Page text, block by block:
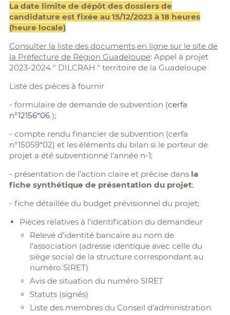
La date limite de dépôt des dossiers de
candidature est fixée au 15/12/2023 à 18 heures
(heure locale)
Consulter la liste des documents en ligne sur le site de
la Préfecture de Région Guadeloupe: Appel à projet
2023-2024 " DILCRAH " territoire de la Guadeloupe
Liste des pièces à fournir
- formulaire de demande de subvention (cerfa
n°12156*06);
- compte rendu financier de subvention (cerfa
n°15059*02) et les éléments du bilan si le porteur de
projet a été subventionné l'année n-1;
- présentation de l'action claire et précise dans la
fiche synthétique de présentation du projet;
- fiche détaillée du budget prévisionnel du projet;
Pièces relatives à l’identification du demandeur
Relevé d’identité bancaire au nom de
l'association (adresse identique avec celle du
siège social de la structure correspondant au
numéro SIRET)
Avis de situation du numéro SIRET
Statuts (signés)
Liste des membres du Conseil d’administration